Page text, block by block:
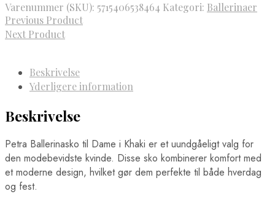
Varenummer (SKU): 5715406538464 Kategori: Ballerinaer
Previous Product
Next Product
Beskrivelse
Yderligere information
Beskrivelse
Petra Ballerinasko til Dame i Khaki er et uundgåeligt valg for
den modebevidste kvinde. Disse sko kombinerer komfort med
et moderne design, hvilket gør dem perfekte til både hverdag
og fest.